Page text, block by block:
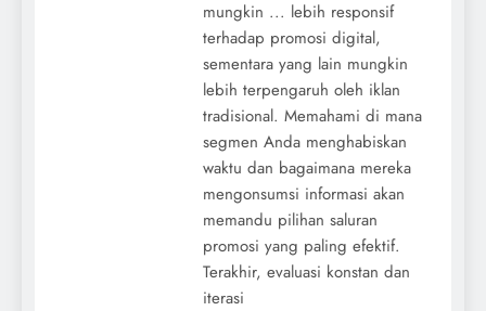
mungkin ... lebih responsif
terhadap promosi digital,
sementara yang lain mungkin
lebih terpengaruh oleh iklan
tradisional. Memahami di mana
segmen Anda menghabiskan
waktu dan bagaimana mereka
mengonsumsi informasi akan
memandu pilihan saluran
promosi yang paling efektif.
Terakhir, evaluasi konstan dan
iterasi